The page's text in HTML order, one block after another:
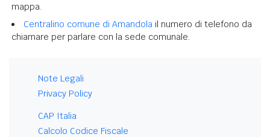
mappa.
Centralino comune di Amandola il numero di telefono da
chiamare per parlare con la sede comunale.
Note Legali
Privacy Policy
CAP Italia
Calcolo Codice Fiscale